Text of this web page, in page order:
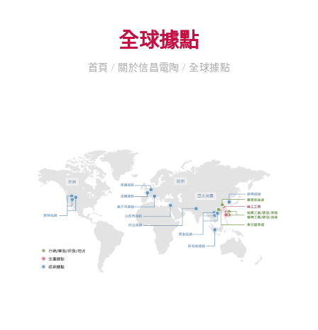
全球據點
首頁 / 關於信昌電陶 / 全球據點